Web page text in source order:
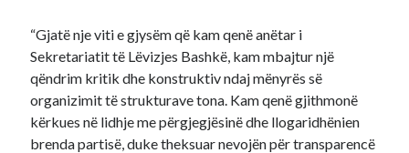
“Gjatë nje viti e gjysëm që kam qenë anëtar i
Sekretariatit të Lëvizjes Bashkë, kam mbajtur një
qëndrim kritik dhe konstruktiv ndaj mënyrës së
organizimit të strukturave tona. Kam qenë gjithmonë
kërkues në lidhje me përgjegjësinë dhe llogaridhënien
brenda partisë, duke theksuar nevojën për transparencë